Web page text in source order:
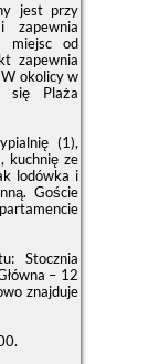
jest przy
zapewnia
miejsc od
zapewnia
okolicy w
się Plaża
(1),
kuchnię ze
lodówka i
Goście
Stocznia
– 12
znajduje
.